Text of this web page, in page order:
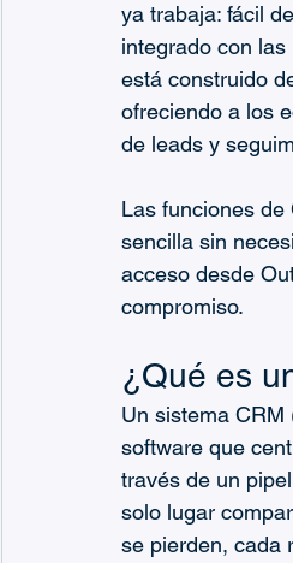
Casos de uso de CRM
ya trabaja: fácil
integrado con
está construido
ofreciendo a los
de leads y
Las funciones
sencilla sin
acceso desde
compromiso.
¿Qué es
Un sistema CRM
software que
través de un
solo lugar
se pierden, cada